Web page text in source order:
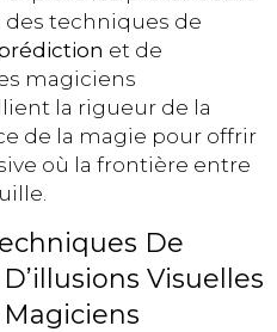
des techniques de
et de
magiciens
la rigueur de la
de la magie pour offrir
où la frontière entre
De
Visuelles